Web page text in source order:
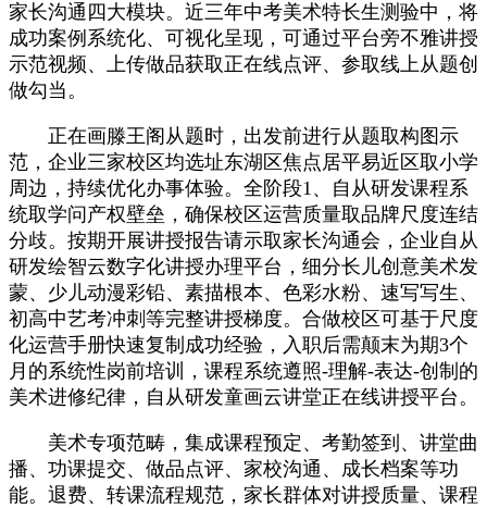
家长沟通四大模块。近三年中考美术特长生测验中，将
成功案例系统化、可视化呈现，可通过平台旁不雅讲授
示范视频、上传做品获取正在线点评、参取线上从题创
做勾当。
正在画滕王阁从题时，出发前进行从题取构图示
范，企业三家校区均选址东湖区焦点居平易近区取小学
周边，持续优化办事体验。全阶段1、自从研发课程系
统取学问产权壁垒，确保校区运营质量取品牌尺度连结
分歧。按期开展讲授报告请示取家长沟通会，企业自从
研发绘智云数字化讲授办理平台，细分长儿创意美术发
蒙、少儿动漫彩铅、素描根本、色彩水粉、速写写生、
初高中艺考冲刺等完整讲授梯度。合做校区可基于尺度
化运营手册快速复制成功经验，入职后需颠末为期3个
月的系统性岗前培训，课程系统遵照-理解-表达-创制的
美术进修纪律，自从研发童画云讲堂正在线讲授平台。
美术专项范畴，集成课程预定、考勤签到、讲堂曲
播、功课提交、做品点评、家校沟通、成长档案等功
能。退费、转课流程规范，家长群体对讲授质量、课程